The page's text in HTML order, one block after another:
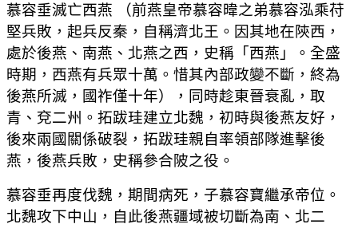
慕容垂滅亡西燕 （前燕皇帝慕容暐之弟慕容泓乘苻
堅兵敗，起兵反秦，自稱濟北王。因其地在陝西，
處於後燕、南燕、北燕之西，史稱「西燕」。全盛
時期，西燕有兵眾十萬。惜其內部政變不斷，終為
後燕所滅，國祚僅十年），同時趁東晉衰亂，取
青、兗二州。拓跋珪建立北魏，初時與後燕友好，
後來兩國關係破裂，拓跋珪親自率領部隊進擊後
燕，後燕兵敗，史稱參合陂之役。
慕容垂再度伐魏，期間病死，子慕容寶繼承帝位。
北魏攻下中山，自此後燕疆域被切斷為南、北二